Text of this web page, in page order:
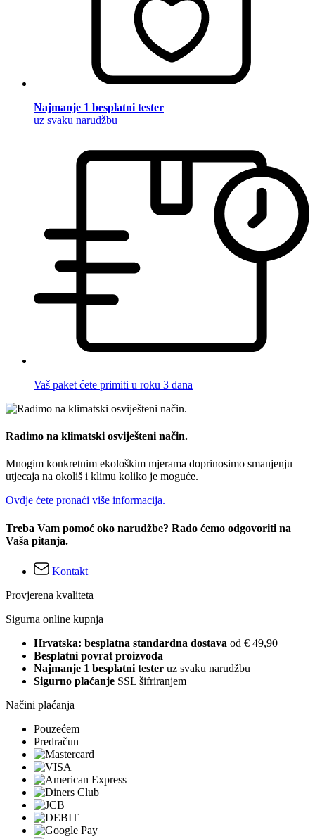
Najmanje 1 besplatni tester
uz svaku narudžbu
Vaš paket ćete primiti u roku 3 dana
Radimo na klimatski osviješteni način.
Mnogim konkretnim ekološkim mjerama doprinosimo smanjenju
utjecaja na okoliš i klimu koliko je moguće.
Ovdje ćete pronaći više informacija.
Treba Vam pomoć oko narudžbe? Rado ćemo odgovoriti na
Vaša pitanja.
Kontakt
Provjerena kvaliteta
Sigurna online kupnja
Hrvatska: besplatna standardna dostava od € 49,90
Besplatni povrat proizvoda
Najmanje 1 besplatni tester uz svaku narudžbu
Sigurno plaćanje SSL šifriranjem
Načini plaćanja
Pouzećem
Predračun